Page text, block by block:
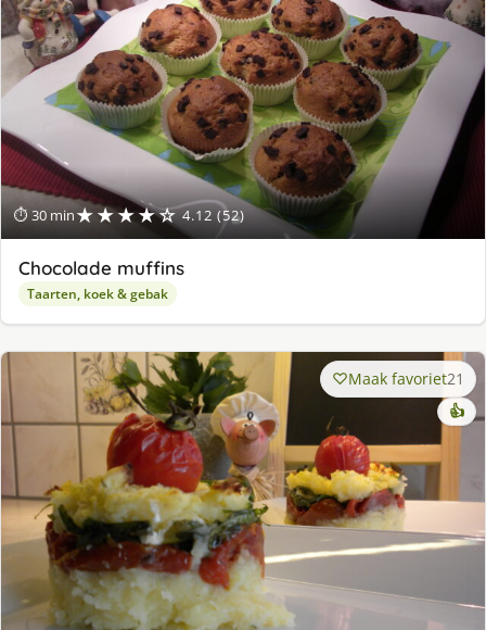
⏱ 30 min★★★★☆ 4.12 (52)
Chocolade muffins
Taarten, koek & gebak
Maak favoriet21
👍